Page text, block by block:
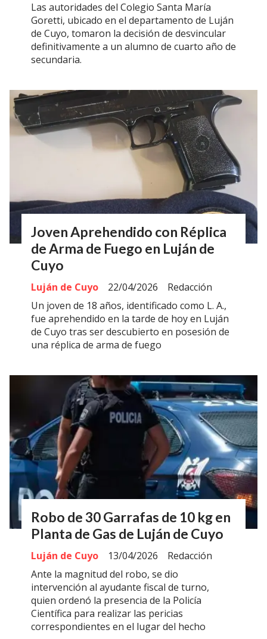
Las autoridades del Colegio Santa María
Goretti, ubicado en el departamento de Luján
de Cuyo, tomaron la decisión de desvincular
definitivamente a un alumno de cuarto año de
secundaria.
Joven Aprehendido con Réplica
de Arma de Fuego en Luján de
Cuyo
Redacción
Luján de Cuyo
22/04/2026
Un joven de 18 años, identificado como L. A.,
fue aprehendido en la tarde de hoy en Luján
de Cuyo tras ser descubierto en posesión de
una réplica de arma de fuego
Robo de 30 Garrafas de 10 kg en
Planta de Gas de Luján de Cuyo
Redacción
Luján de Cuyo
13/04/2026
Ante la magnitud del robo, se dio
intervención al ayudante fiscal de turno,
quien ordenó la presencia de la Policía
Científica para realizar las pericias
correspondientes en el lugar del hecho